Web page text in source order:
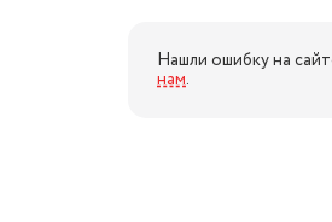
Нашли ошибку на
нам.